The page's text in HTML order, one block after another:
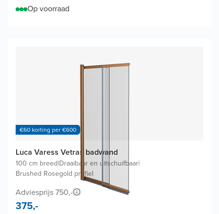
Op voorraad
€60 korting per €600
Luca Varess Vetras badwand
100 cm breed|Draaibaar en uitschuifbaar|
Brushed Rosegold profiel
Adviesprijs 750,-
375,-